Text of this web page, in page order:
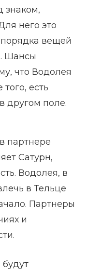
знаком,
него это
вещей
Шансы
что Водолея
есть
другом поле.
партнере
Сатурн,
Водолея, в
в Тельце
Партнеры
и